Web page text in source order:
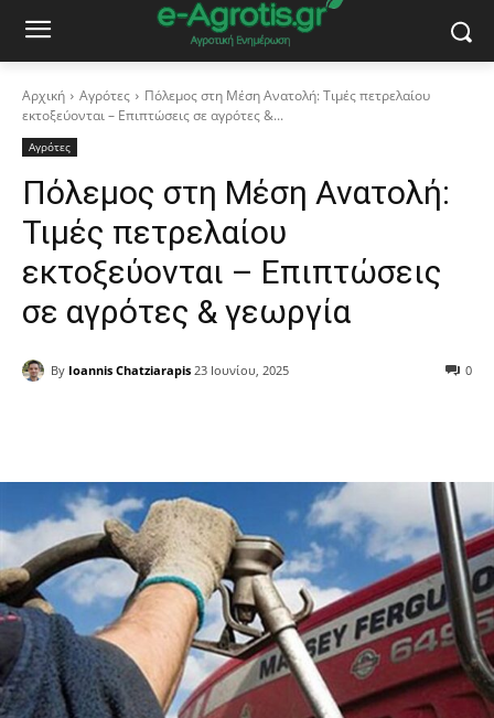
Αρχική Αγρότες
Πόλεμος στη Μέση Ανατολή: Τιμές πετρελαίου
εκτοξεύονται – Επιπτώσεις σε αγρότες &...
Αγρότες
Πόλεμος στη Μέση Ανατολή:
Τιμές πετρελαίου
εκτοξεύονται – Επιπτώσεις
σε αγρότες & γεωργία
By Ioannis Chatziarapis 23 Ιουνίου, 2025 0